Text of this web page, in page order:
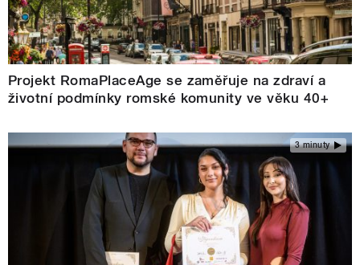
Projekt RomaPlaceAge se zaměřuje na zdraví a
životní podmínky romské komunity ve věku 40+
3 minuty